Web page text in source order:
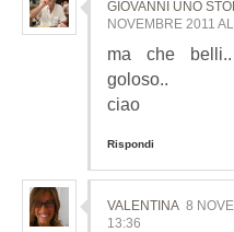
GIOVANNI UNO
NOVEMBRE 2011
ma che
goloso..
ciao
Rispondi
VALENTINA 8
13:36